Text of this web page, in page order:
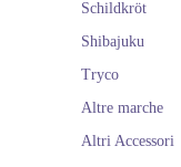
Schildkröt
Shibajuku
Tryco
Altre marche
Altri Accessori